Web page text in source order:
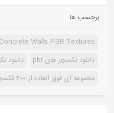
برچسب ها
Walls PBR Textures
دانلود تکسچر های pbr
دانلود
مجموعه ای فوق العاده از 400 تکسچر PBR از Physical 4